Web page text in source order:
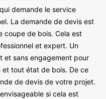
demande le service
La demande de devis est
coupe de bois. Cela est
et expert. Un
et sans engagement pour
tout état de bois. De ce
de devis de votre projet.
si cela est